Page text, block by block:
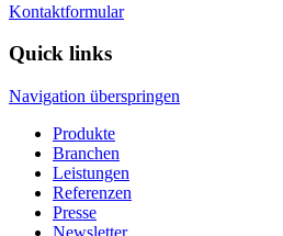
Kontaktformular
Quick links
Navigation überspringen
Produkte
Branchen
Leistungen
Referenzen
Presse
Newsletter